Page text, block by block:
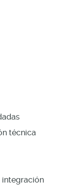
técnica
integración